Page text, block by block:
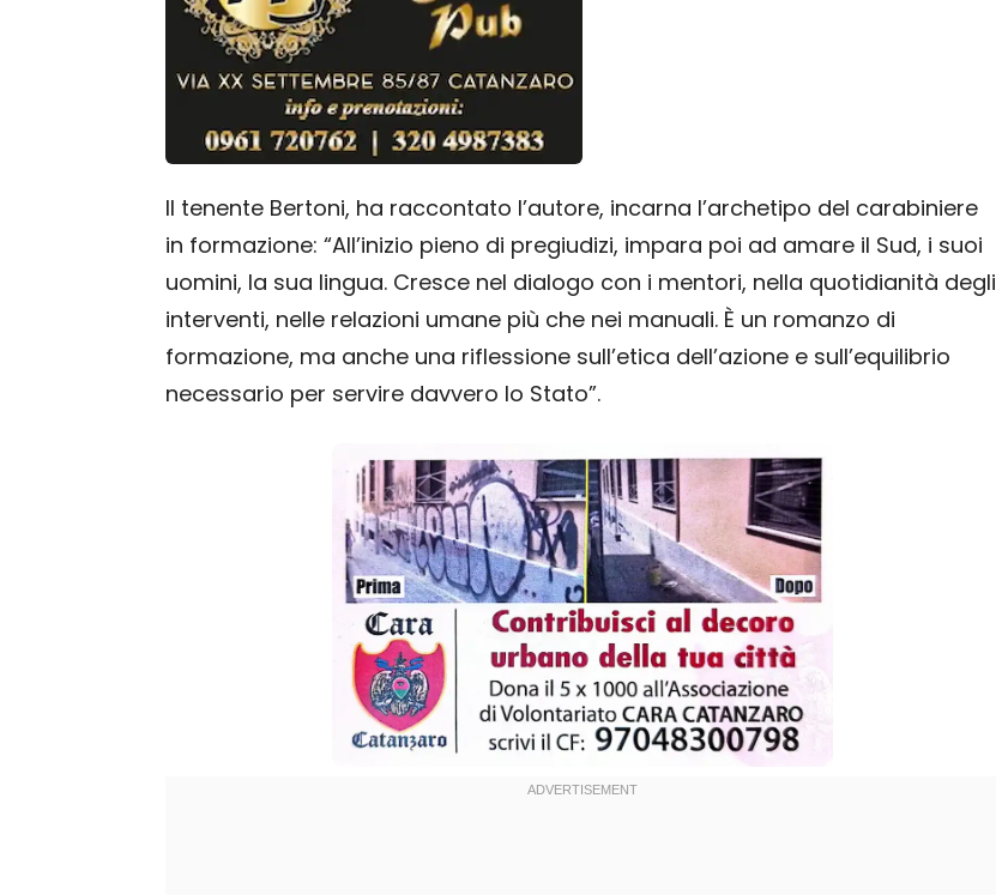
Il tenente Bertoni, ha raccontato l’autore, incarna l’archetipo del carabiniere
in formazione: “All’inizio pieno di pregiudizi, impara poi ad amare il Sud, i suoi
uomini, la sua lingua. Cresce nel dialogo con i mentori, nella quotidianità degli
interventi, nelle relazioni umane più che nei manuali. È un romanzo di
formazione, ma anche una riflessione sull’etica dell’azione e sull’equilibrio
necessario per servire davvero lo Stato”.